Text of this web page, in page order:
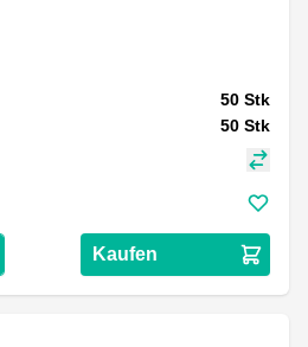
50 Stk
50 Stk
Kaufen